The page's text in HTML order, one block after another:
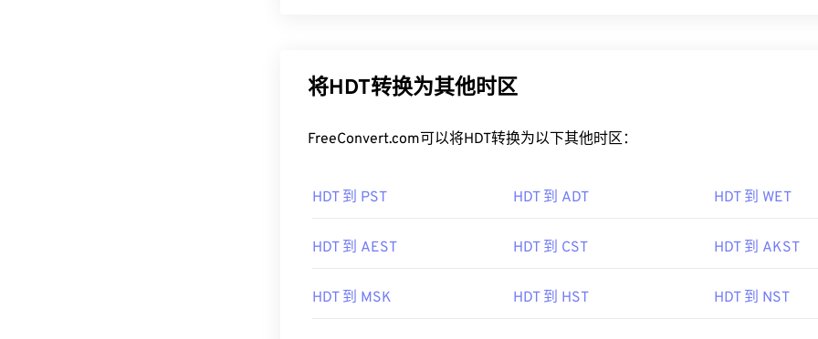
将HDT转换为其他时区
FreeConvert.com可以将HDT转换为以下其他时区：
HDT 到 PST HDT 到 ADT HDT 到 WET
HDT 到 AEST HDT 到 CST HDT 到 AKST
HDT 到 MSK HDT 到 HST HDT 到 NST